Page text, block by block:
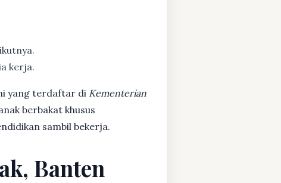
kerja.
yang terdaftar di Kementerian
berbakat khusus
sambil bekerja.
Banten